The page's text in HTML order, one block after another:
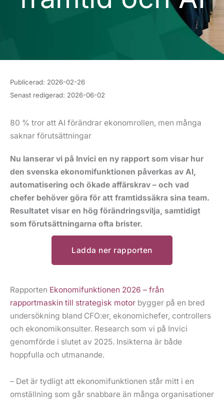
Publicerad: 2026-02-26
Senast redigerad: 2026-06-02
80 % tror att AI förändrar ekonomrollen, men många
saknar förutsättningar
Nu lanserar vi på Invici en ny rapport som visar hur
den svenska ekonomifunktionen påverkas av AI,
automatisering och ökade affärskrav – och vad
chefer behöver göra för att framtidssäkra sina team.
Resultatet visar en hög förändringsvilja, samtidigt
som förutsättningarna ofta brister.
Ladda ner rapporten
Rapporten Ekonomifunktionen 2026 – från
rapportmaskin till strategisk motor bygger på en bred
undersökning bland CFO:er, ekonomichefer, controllers
och ekonomikonsulter. Research som vi på Invici
genomförde i slutet av 2025. Insikterna är både
hoppfulla och utmanande.
– Det är tydligt att ekonomifunktionen står mitt i en
omställning som går snabbare än många organisationer